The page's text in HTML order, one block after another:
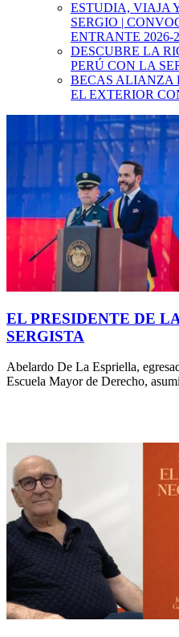
ESTUDIA, VIAJA
SERGIO |
ENTRANTE 2026-2
DESCUBRE LA
PERÚ CON LA
BECAS ALIANZA
EL EXTERIOR
EL PRESIDENTE DE
SERGISTA
Abelardo De La Espriella,
Escuela Mayor de Derecho,